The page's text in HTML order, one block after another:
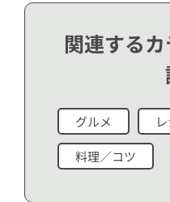
関連する
グルメ
料理／コツ